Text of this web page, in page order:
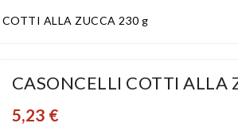
COTTI ALLA ZUCCA 230 g
CASONCELLI COTTI ALLA
5,23 €